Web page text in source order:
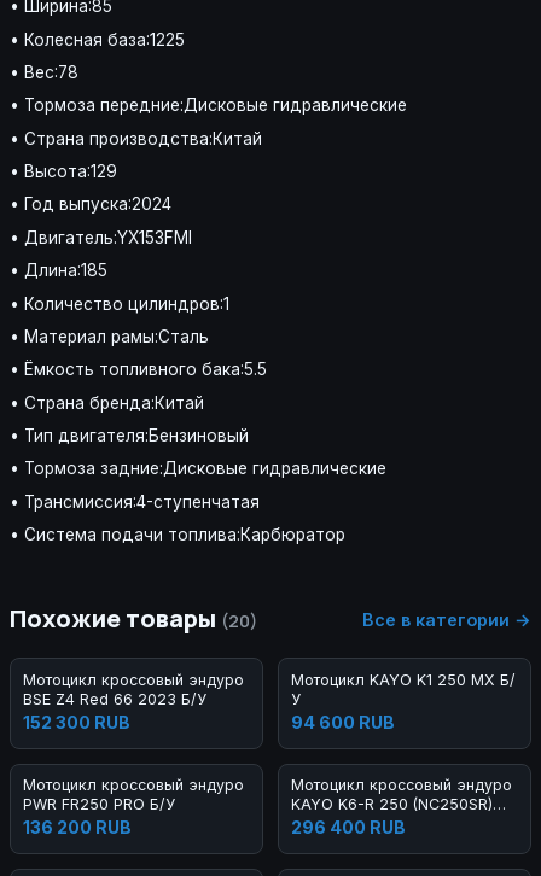
• Ширина:85
• Колесная база:1225
• Вес:78
• Тормоза передние:Дисковые гидравлические
• Страна производства:Китай
• Высота:129
• Год выпуска:2024
• Двигатель:YX153FMI
• Длина:185
• Количество цилиндров:1
• Материал рамы:Сталь
• Ёмкость топливного бака:5.5
• Страна бренда:Китай
• Тип двигателя:Бензиновый
• Тормоза задние:Дисковые гидравлические
• Трансмиссия:4-ступенчатая
• Система подачи топлива:Карбюратор
Похожие товары (20) Все в категории →
Мотоцикл кроссовый эндуро
BSE Z4 Red 66 2023 Б/У
152 300 RUB
Мотоцикл KAYO K1 250 MX Б/
У
94 600 RUB
Мотоцикл кроссовый эндуро
PWR FR250 PRO Б/У
136 200 RUB
Мотоцикл кроссовый эндуро
KAYO K6-R 250 (NC250SR)
FCR 21/18 Б/У
296 400 RUB